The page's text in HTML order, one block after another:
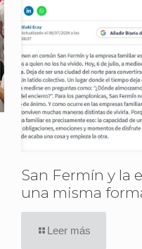
San Fermín y la
una misma
Leer más